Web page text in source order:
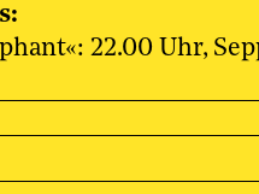
22.00 Uhr,